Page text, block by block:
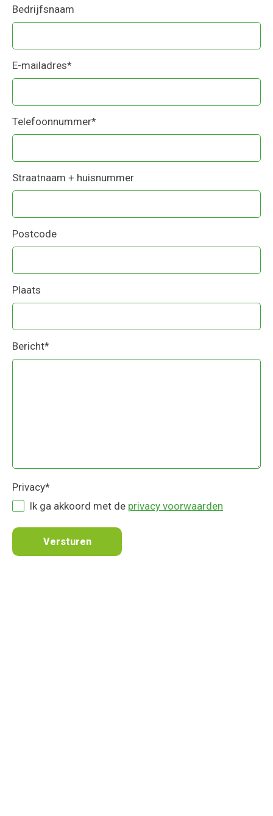
Bedrijfsnaam
E-mailadres*
Telefoonnummer*
Straatnaam + huisnummer
Postcode
Plaats
Bericht*
Privacy*
Ik ga akkoord met de privacy voorwaarden